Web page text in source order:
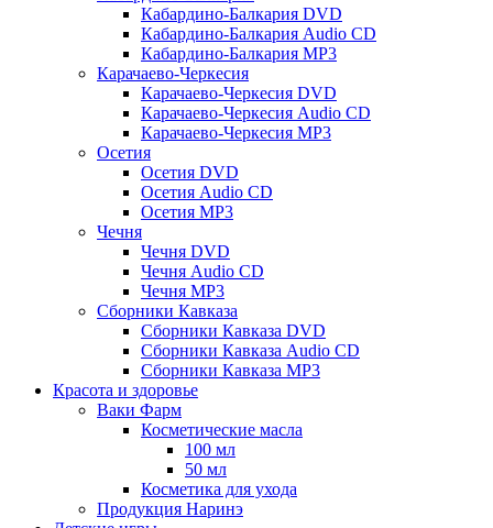
Кабардино-Балкария DVD
Кабардино-Балкария Audio CD
Кабардино-Балкария MP3
Карачаево-Черкесия
Карачаево-Черкесия DVD
Карачаево-Черкесия Audio CD
Карачаево-Черкесия MP3
Осетия
Осетия DVD
Осетия Audio CD
Осетия MP3
Чечня
Чечня DVD
Чечня Audio CD
Чечня MP3
Сборники Кавказа
Сборники Кавказа DVD
Сборники Кавказа Audio CD
Сборники Кавказа MP3
Красота и здоровье
Ваки Фарм
Косметические масла
100 мл
50 мл
Косметика для ухода
Продукция Наринэ